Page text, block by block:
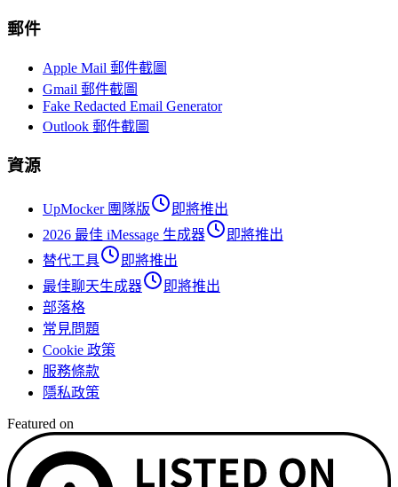
郵件
Apple Mail 郵件截圖
Gmail 郵件截圖
Fake Redacted Email Generator
Outlook 郵件截圖
資源
UpMocker 團隊版
即將推出
2026 最佳 iMessage 生成器
即將推出
替代工具
即將推出
最佳聊天生成器
即將推出
部落格
常見問題
Cookie 政策
服務條款
隱私政策
Featured on